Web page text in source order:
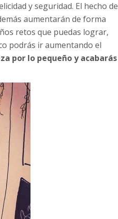
y seguridad. El hecho de
aumentarán de forma
retos que puedas lograr,
podrás ir aumentando el
por lo pequeño y acabarás